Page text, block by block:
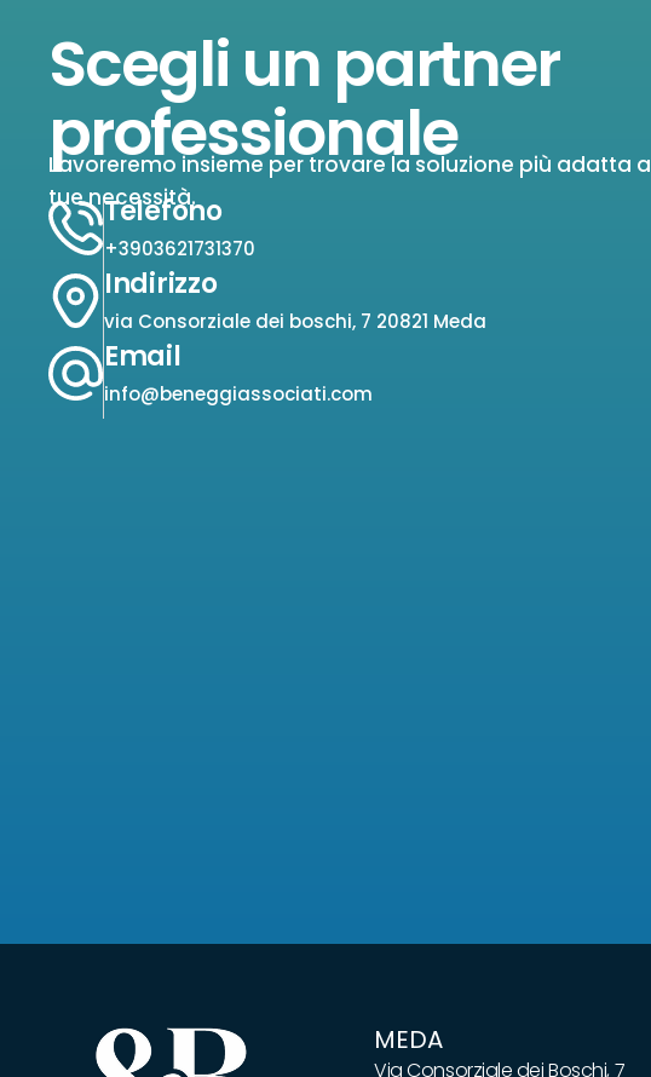
Scegli un partner
professionale
Lavoreremo insieme per trovare la soluzione più adatta
tue necessità.
Telefono
+3903621731370
Indirizzo
via Consorziale dei boschi, 7 20821 Meda
Email
info@beneggiassociati.com
MEDA
Via Consorziale dei Boschi, 7